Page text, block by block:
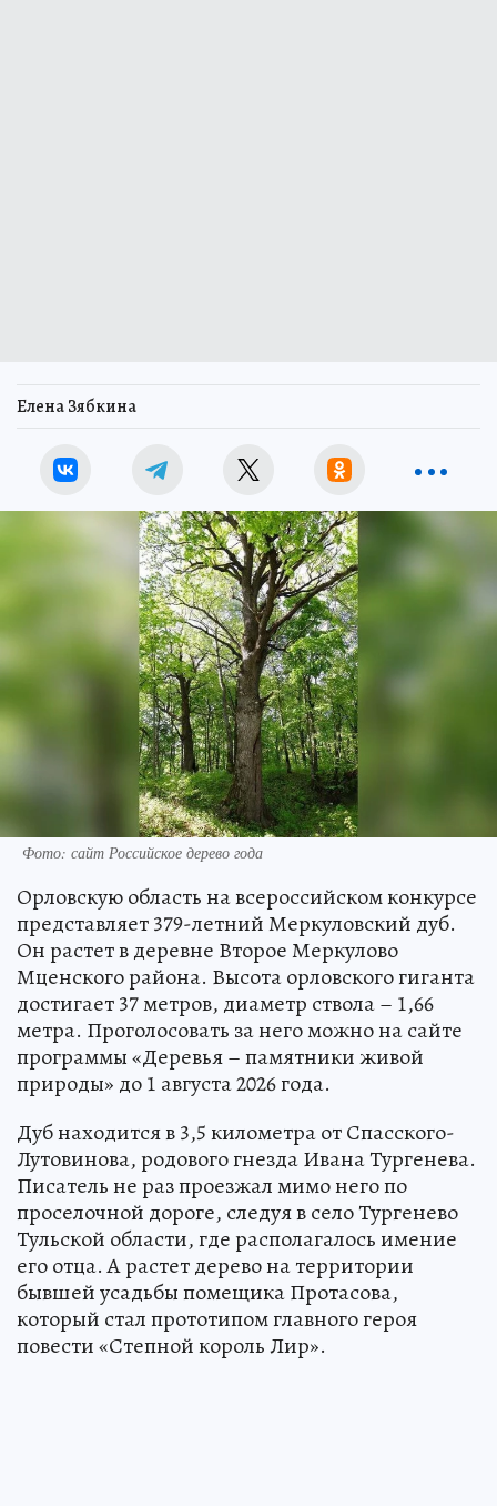
Елена Зябкина
Фото: сайт Российское дерево года
Орловскую область на всероссийском конкурсе
представляет 379-летний Меркуловский дуб.
Он растет в деревне Второе Меркулово
Мценского района. Высота орловского гиганта
достигает 37 метров, диаметр ствола – 1,66
метра. Проголосовать за него можно на сайте
программы «Деревья – памятники живой
природы» до 1 августа 2026 года.
Дуб находится в 3,5 километра от Спасского-
Лутовинова, родового гнезда Ивана Тургенева.
Писатель не раз проезжал мимо него по
проселочной дороге, следуя в село Тургенево
Тульской области, где располагалось имение
его отца. А растет дерево на территории
бывшей усадьбы помещика Протасова,
который стал прототипом главного героя
повести «Степной король Лир».